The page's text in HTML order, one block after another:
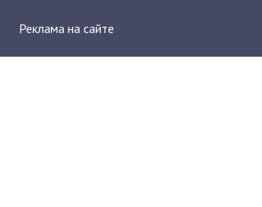
Реклама на сайте